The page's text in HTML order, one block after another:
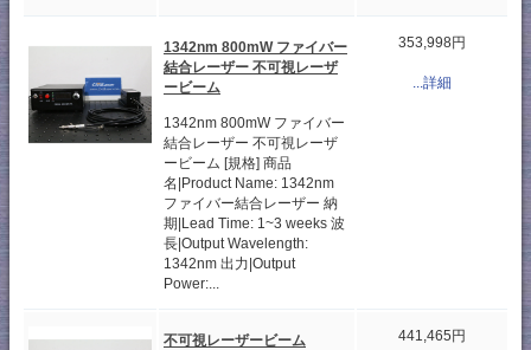
1342nm 800mW ファイバー
結合レーザー 不可視レーザ
ービーム
1342nm 800mW ファイバー
結合レーザー 不可視レーザ
ービーム [規格] 商品
名|Product Name: 1342nm
ファイバー結合レーザー 納
期|Lead Time: 1~3 weeks 波
長|Output Wavelength:
1342nm 出力|Output
Power:...
353,998円
...詳細
不可視レーザービーム
441,465円